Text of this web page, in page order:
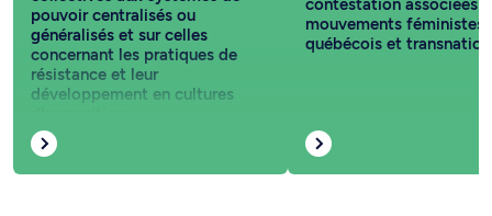
pouvoir centralisés ou
généralisés et sur celles
concernant les pratiques de
résistance et leur
développement en cultures
contestation associées
mouvements féministes
québécois et